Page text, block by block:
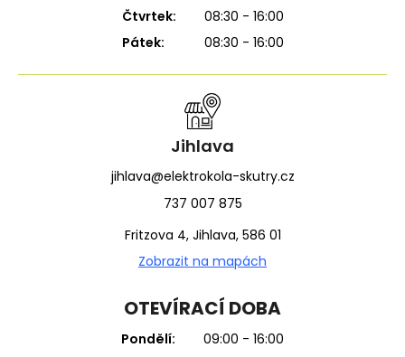
Čtvrtek:
08:30 - 16:00
Pátek:
08:30 - 16:00
Jihlava
jihlava@elektrokola-skutry.cz
737 007 875
Fritzova 4, Jihlava, 586 01
Zobrazit na mapách
OTEVÍRACÍ DOBA
Pondělí:
09:00 - 16:00